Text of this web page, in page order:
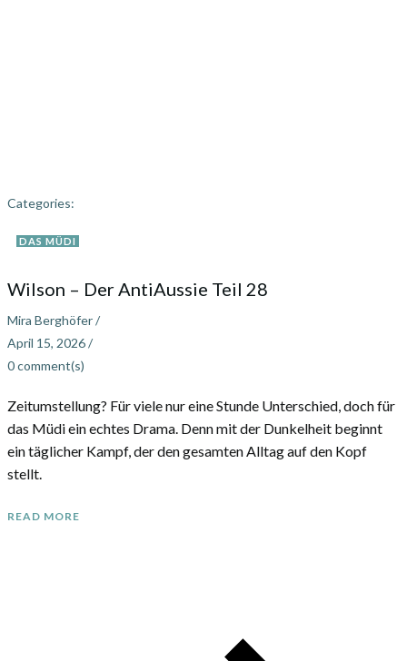
Categories:
DAS MÜDI
Wilson – Der AntiAussie Teil 28
Mira Berghöfer/
April 15, 2026/
0comment(s)
Zeitumstellung? Für viele nur eine Stunde Unterschied, doch für
das Müdi ein echtes Drama. Denn mit der Dunkelheit beginnt
ein täglicher Kampf, der den gesamten Alltag auf den Kopf
stellt.
READ MORE